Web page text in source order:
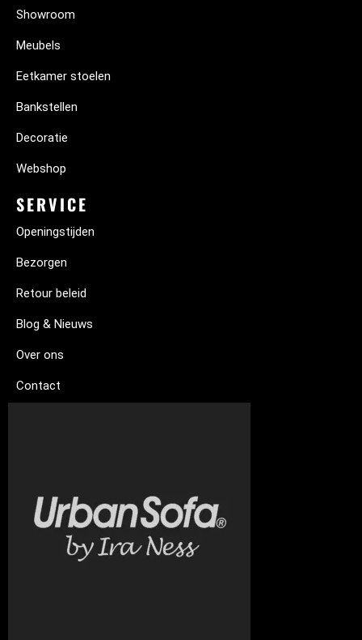
Showroom
Meubels
Eetkamer stoelen
Bankstellen
Decoratie
Webshop
SERVICE
Openingstijden
Bezorgen
Retour beleid
Blog & Nieuws
Over ons
Contact